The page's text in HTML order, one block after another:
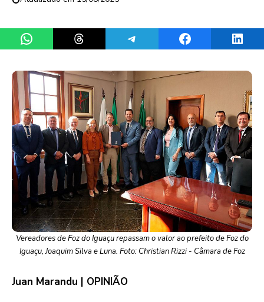
Share on WhatsAppShare on ThreadsShare on TelegramShare on Facebook
Vereadores de Foz do Iguaçu repassam o valor ao prefeito de Foz do
Iguaçu, Joaquim Silva e Luna. Foto: Christian Rizzi - Câmara de Foz
Juan Marandu | OPINIÃO